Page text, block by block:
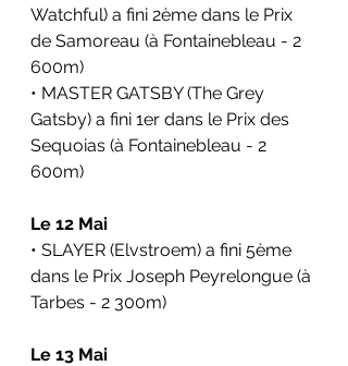
Watchful) a fini 2ème dans le Prix
de Samoreau (à Fontainebleau - 2
600m)
• MASTER GATSBY (The Grey
Gatsby) a fini 1er dans le Prix des
Sequoias (à Fontainebleau - 2
600m)
Le 12 Mai
• SLAYER (Elvstroem) a fini 5ème
dans le Prix Joseph Peyrelongue (à
Tarbes - 2 300m)
Le 13 Mai